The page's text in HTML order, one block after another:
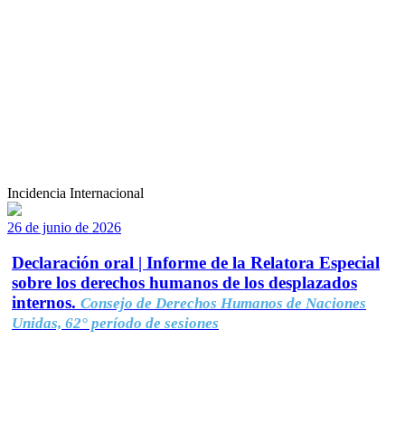
Incidencia Internacional
26 de junio de 2026
Declaración oral | Informe de la Relatora Especial
sobre los derechos humanos de los desplazados
internos. Consejo de Derechos Humanos de Naciones
Unidas, 62° período de sesiones